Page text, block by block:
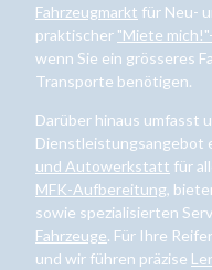
Fahrzeugmarkt für Neu-
praktischer "Miete
wenn Sie ein grösseres
Transporte benötigen.
Darüber hinaus umfasst
Dienstleistungsangebot
und Autowerkstatt für
MFK-Aufbereitung,
sowie spezialisierten
Fahrzeuge. Für Ihre
und wir führen präzise